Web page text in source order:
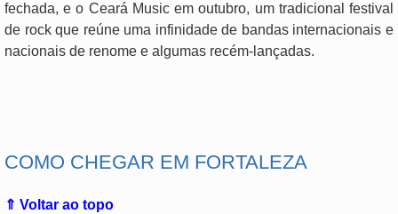
fechada, e o Ceará Music em outubro, um tradicional festival
de rock que reúne uma infinidade de bandas internacionais e
nacionais de renome e algumas recém-lançadas.
COMO CHEGAR EM FORTALEZA
⇑ Voltar ao topo